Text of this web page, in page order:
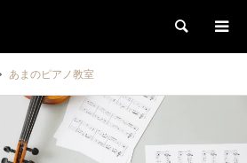
検索
あまのピアノ教室